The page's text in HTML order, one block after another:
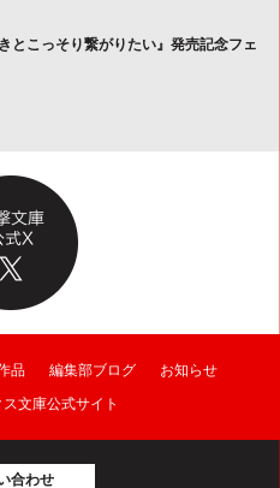
とこっそり繋がりたい』発売記念フェ
品 編集部ブログ
お知らせ
文庫公式サイト
合わせ